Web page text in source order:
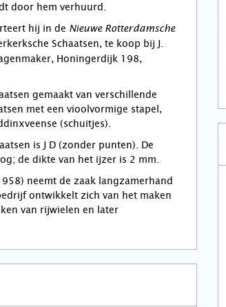
door hem verhuurd.
hij in de Nieuwe Rotterdamsche
Schaatsen, te koop bij J.
Honingerdijk 198,
gemaakt van verschillende
met een vioolvormige stapel,
(schuitjes).
is J D (zonder punten). De
de dikte van het ijzer is 2 mm.
neemt de zaak langzamerhand
ontwikkelt zich van het maken
van rijwielen en later